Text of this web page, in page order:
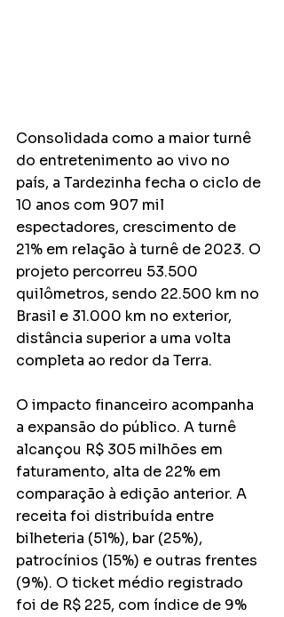
Consolidada como a maior turnê
do entretenimento ao vivo no
país, a Tardezinha fecha o ciclo de
10 anos com 907 mil
espectadores, crescimento de
21% em relação à turnê de 2023. O
projeto percorreu 53.500
quilômetros, sendo 22.500 km no
Brasil e 31.000 km no exterior,
distância superior a uma volta
completa ao redor da Terra.
O impacto financeiro acompanha
a expansão do público. A turnê
alcançou R$ 305 milhões em
faturamento, alta de 22% em
comparação à edição anterior. A
receita foi distribuída entre
bilheteria (51%), bar (25%),
patrocínios (15%) e outras frentes
(9%). O ticket médio registrado
foi de R$ 225, com índice de 9%